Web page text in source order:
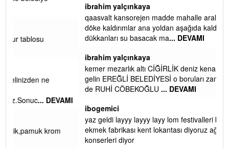
ibrahim yalçınkaya
qaasvalt kansorejen madde mahalle aralarında asvalt döke
döke kaldırımlar ana yoldan aşağıda kaldı bi yağmurda
dükkanları su basacak ma... DEVAMI
kemer mezarlık altı CİĞİRLİK deniz kenarına giden yola
gelin EREĞLİ BELEDİYESİ o boruları zamanında tüm ereğli
de RUHİ CÖBEKOĞLU ... DEVAMI
yaz geldi layyy layyy layy lom festivalleri başladı biz halk
ekmek fabrikası kent lokantası diyoruz ağacum yaz